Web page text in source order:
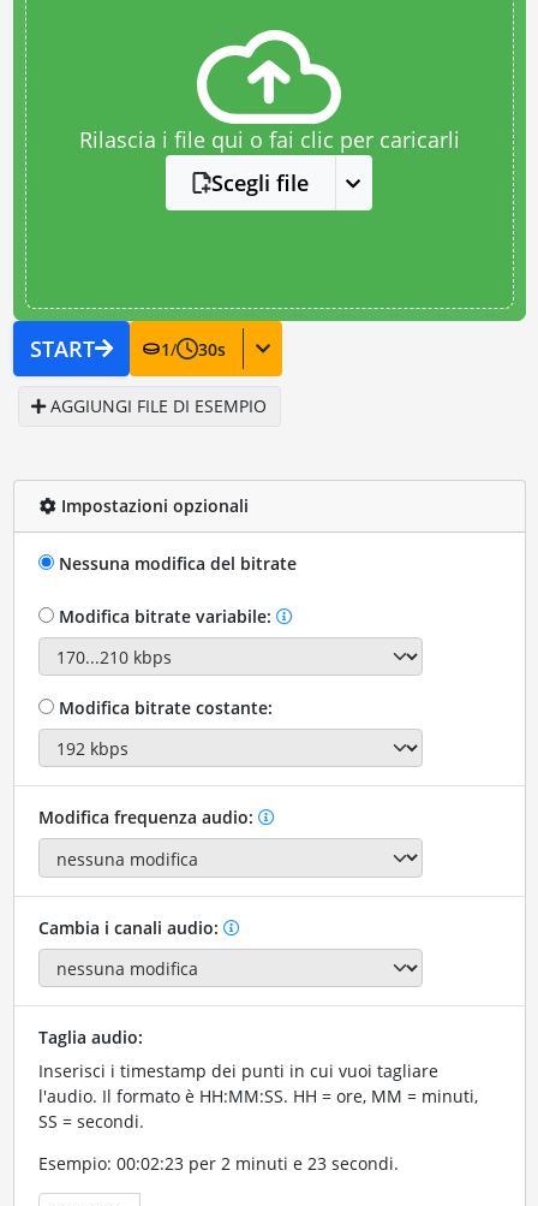
Rilascia i file qui o fai clic per caricarli
Scegli file
START 1/ 30s
AGGIUNGI FILE DI ESEMPIO
Impostazioni opzionali
Nessuna modifica del bitrate
Modifica bitrate variabile:
Modifica bitrate costante:
Modifica frequenza audio:
Cambia i canali audio:
Taglia audio:
Inserisci i timestamp dei punti in cui vuoi tagliare
l'audio. Il formato è HH:MM:SS. HH = ore, MM = minuti,
SS = secondi.
Esempio: 00:02:23 per 2 minuti e 23 secondi.